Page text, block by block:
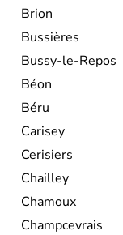
Brion
Bussières
Bussy-le-Repos
Béon
Béru
Carisey
Cerisiers
Chailley
Chamoux
Champcevrais